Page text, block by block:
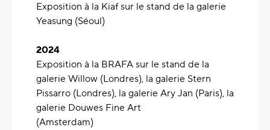
Exposition à la Kiaf sur le stand de la galerie
Yeasung (Séoul)
2024
Exposition à la BRAFA sur le stand de la
galerie Willow (Londres), la galerie Stern
Pissarro (Londres), la galerie Ary Jan (Paris), la
galerie Douwes Fine Art
(Amsterdam)